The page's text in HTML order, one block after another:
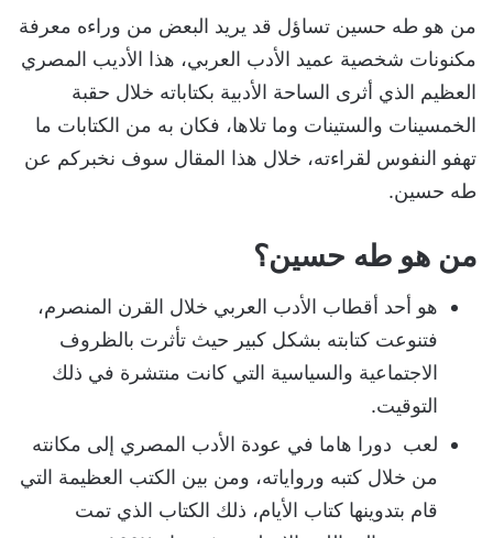
من هو طه حسين تساؤل قد يريد البعض من وراءه معرفة
مكنونات شخصية عميد الأدب العربي، هذا الأديب المصري
العظيم الذي أثرى الساحة الأدبية بكتاباته خلال حقبة
الخمسينات والستينات وما تلاها، فكان به من الكتابات ما
تهفو النفوس لقراءته، خلال هذا المقال سوف نخبركم عن
طه حسين.
من هو طه حسين؟
هو أحد أقطاب الأدب العربي خلال القرن المنصرم،
فتنوعت كتابته بشكل كبير حيث تأثرت بالظروف
الاجتماعية والسياسية التي كانت منتشرة في ذلك
التوقيت.
لعب دورا هاما في عودة الأدب المصري إلى مكانته
من خلال كتبه ورواياته، ومن بين الكتب العظيمة التي
قام بتدوينها كتاب الأيام، ذلك الكتاب الذي تمت